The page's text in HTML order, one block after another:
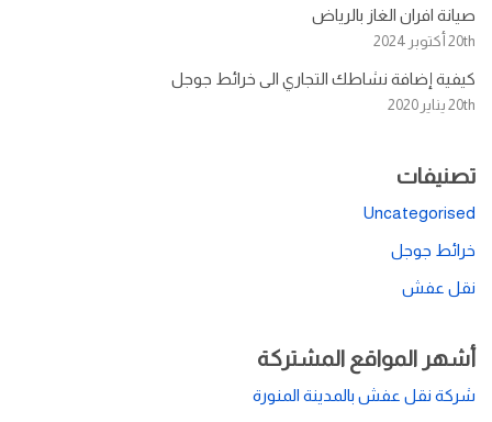
صيانة افران الغاز بالرياض
20th أكتوبر 2024
كيفية إضافة نشاطك التجاري الى خرائط جوجل
20th يناير 2020
تصنيفات
Uncategorised
خرائط جوجل
نقل عفش
أشهر المواقع المشتركة
شركة نقل عفش بالمدينة المنورة